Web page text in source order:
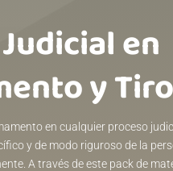
en
y
en cualquier proceso
y de modo riguroso de la
A través de este pack de